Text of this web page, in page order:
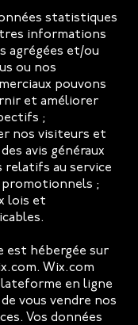
statistiques
informations
agrégées et/ou
ou nos
pouvons
et améliorer
;
nos visiteurs et
avis généraux
relatifs au service
promotionnels ;
lois et
est hébergée sur
Wix.com
en ligne
vous vendre nos
Vos données